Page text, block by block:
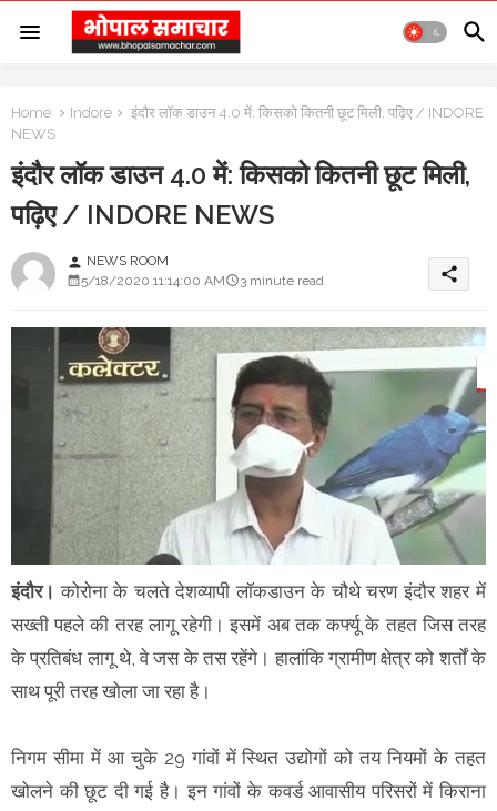
Home Indore
इंदौर लॉक डाउन 4.0 में: किसको कितनी छूट मिली, पढ़िए / INDORE
NEWS
इंदौर लॉक डाउन 4.0 में: किसको कितनी छूट मिली,
पढ़िए / INDORE NEWS
person NEWS ROOM
5/18/2020 11:14:00 AM
3 minute read share
इंदौर। कोरोना के चलते देशव्यापी लॉकडाउन के चौथे चरण इंदौर शहर में
सख्ती पहले की तरह लागू रहेगी। इसमें अब तक कर्फ्यू के तहत जिस तरह
के प्रतिबंध लागू थे, वे जस के तस रहेंगे। हालांकि ग्रामीण क्षेत्र को शर्तों के
साथ पूरी तरह खोला जा रहा है।
निगम सीमा में आ चुके 29 गांवों में स्थित उद्योगों को तय नियमों के तहत
खोलने की छूट दी गई है। इन गांवों के कवर्ड आवासीय परिसरों में किराना